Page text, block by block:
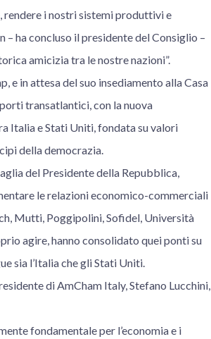
rendere i nostri sistemi produttivi e
– ha concluso il presidente del Consiglio –
amicizia tra le nostre nazioni”.
e in attesa del suo insediamento alla Casa
transatlantici, con la nuova
Italia e Stati Uniti, fondata su valori
della democrazia.
del Presidente della Repubblica,
le relazioni economico-commerciali
Mutti, Poggipolini, Sofidel, Università
agire, hanno consolidato quei ponti su
sia l’Italia che gli Stati Uniti.
di AmCham Italy, Stefano Lucchini,
fondamentale per l’economia e i